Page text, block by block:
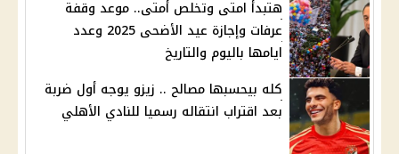
هتبدأ امتى وتخلص أمتى.. موعد وقفة
عرفات وإجازة عيد الأضحى 2025 وعدد
ايامها باليوم والتاريخ
كله بيحسبها مصالح .. زيزو يوجه أول ضربة
بعد اقتراب انتقاله رسميا للنادي الأهلي